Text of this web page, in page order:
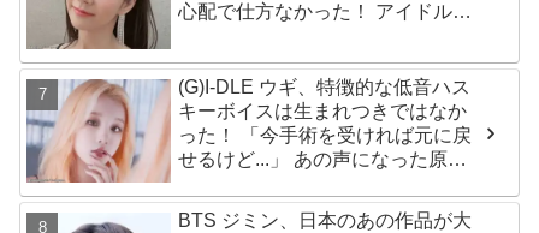
心配で仕方なかった！ アイドルと
はさすがの一言
(G)I-DLE ウギ、特徴的な低音ハス
キーボイスは生まれつきではなか
った！ 「今手術を受ければ元に戻
せるけど...」 あの声になった原因
BTS ジミン、日本のあの作品が大